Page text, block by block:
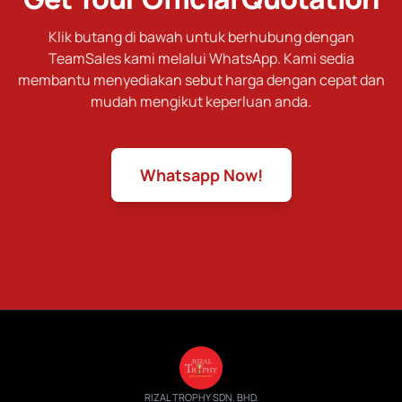
Klik butang di bawah untuk berhubung dengan
TeamSales kami melalui WhatsApp. Kami sedia
membantu menyediakan sebut harga dengan cepat dan
mudah mengikut keperluan anda.
Whatsapp Now!
RIZAL TROPHY SDN. BHD.